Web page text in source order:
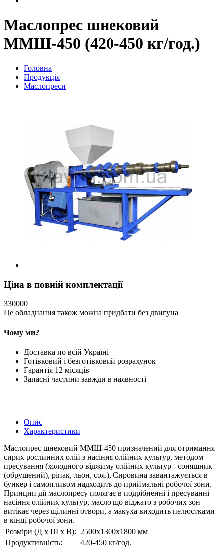
Маслопрес шнековий
ММШ-450 (420-450 кг/год.)
Головна
Продукція
Маслопреси
Ціна в повній комплектації
330000
Це обладнання також можна придбати без двигуна
Чому ми?
Доставка по всій Україні
Готівковий і безготівковий розрахунок
Гарантія 12 місяців
Запасні частини завжди в наявності
Опис
Характеристики
Маслопрес шнековий ММШ-450 призначений для отримання
сирих рослинних олій з насіння олійних культур, методом
пресування (холодного віджиму олійних культур - соняшник
(обрушений), ріпак, льон, соя.), Сировина завантажується в
бункер і самопливом надходить до приймальні робочої зони.
Принцип дії маслопресу полягає в подрібненні і пресуванні
насіння олійних культур, масло що віджато з робочих зон
витікає через щілинні отвори, а макуха виходить пелюстками
в кінці робочої зони.
Розміри (Д х Ш х В): 2500x1300x1800 мм
Продуктивність:
420-450 кг/год.